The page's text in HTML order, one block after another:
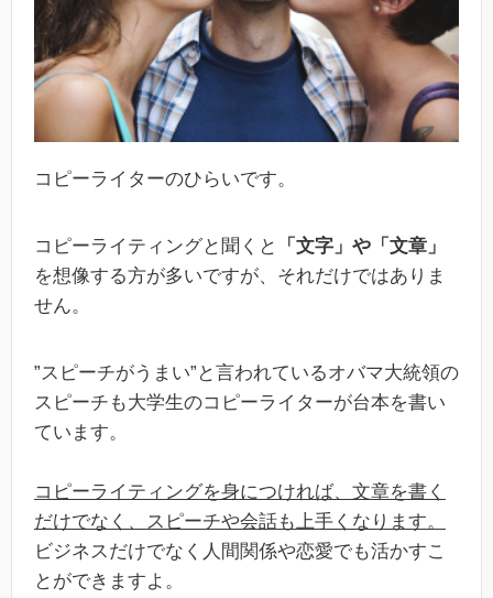
コピーライターのひらいです。
コピーライティングと聞くと
「文字」や「文章」
を想像する方が多いですが、それだけではありま
せん。
”スピーチがうまい”と言われているオバマ大統領の
スピーチも大学生のコピーライターが台本を書い
ています。
コピーライティングを身につければ、文章を書く
だけでなく、スピーチや会話も上手くなります。
ビジネスだけでなく人間関係や恋愛でも活かすこ
とができますよ。